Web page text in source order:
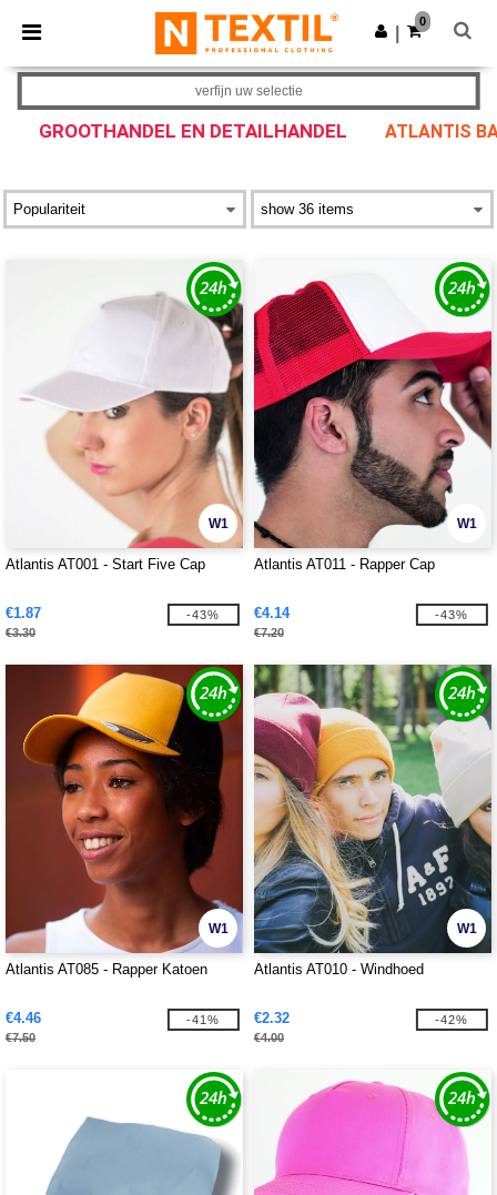
× Ntextil-app
Betere prijzen in de app!
Download app
0
GROOTHANDEL EN DETAILHANDEL ATLANTIS
verfijn uw selectie
W1
Atlantis AT001 - Start Five Cap
€1.87
€3.30
-43%
W1
Atlantis AT011 - Rapper Cap
€4.14
€7.20
-43%
W1
Atlantis AT085 - Rapper Katoen
€4.46
€7.50
-41%
W1
Atlantis AT010 - Windhoed
€2.32
€4.00
-42%